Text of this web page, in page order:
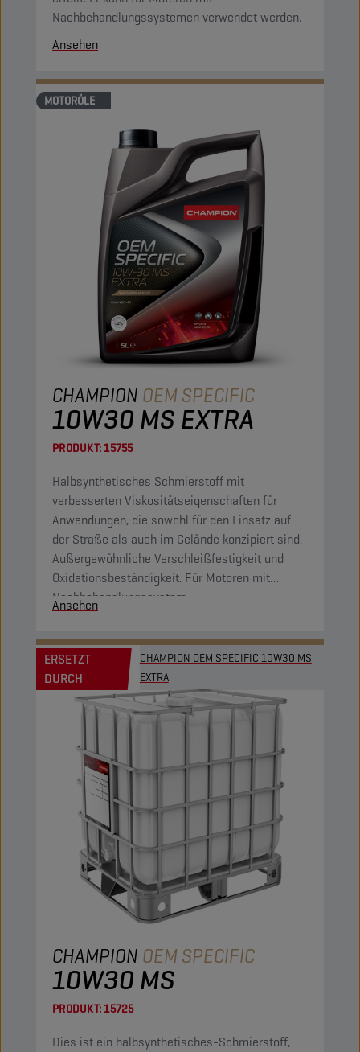
Nachbehandlungssystemen verwendet werden.
Ansehen
MOTORÖLE
CHAMPION OEM SPECIFIC
10W30 MS EXTRA
PRODUKT:15755
Halbsynthetisches Schmierstoff mit
verbesserten Viskositätseigenschaften für
Anwendungen, die sowohl für den Einsatz auf
der Straße als auch im Gelände konzipiert sind.
Außergewöhnliche Verschleißfestigkeit und
Oxidationsbeständigkeit. Für Motoren mit
Nachbehandlungssystem.
Ansehen
ERSETZT
DURCH
CHAMPION OEM SPECIFIC 10W30 MS
EXTRA
CHAMPION OEM SPECIFIC
10W30 MS
PRODUKT:15725
Dies ist ein halbsynthetisches-Schmierstoff,